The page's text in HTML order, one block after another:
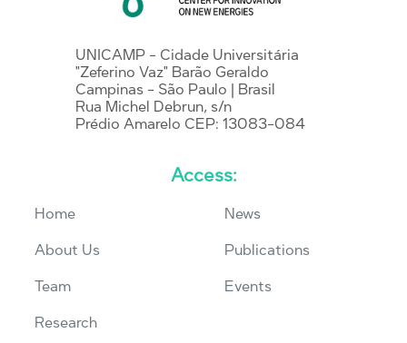
UNICAMP - Cidade Universitária
"Zeferino Vaz" Barão Geraldo
Campinas - São Paulo | Brasil
Rua Michel Debrun, s/n
Prédio Amarelo CEP: 13083-084
Access:
Home
About Us
Team
Research
News
Publications
Events